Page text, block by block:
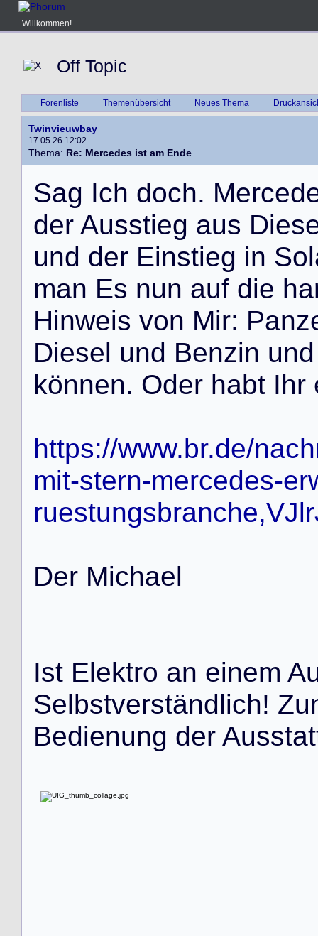
Willkommen!
Off Topic
Forenliste Themenübersicht Neues Thema
Twinvieuwbay
17.05.26 12:02
Thema: Re: Mercedes ist am Ende
Sag Ich doch. Merced
der Ausstieg aus Dies
und der Einstieg in Sol
man Es nun auf die ha
Hinweis von Mir: Panz
Diesel und Benzin und
können. Oder habt Ihr
https://www.br.de/
mit-stern-mercedes-
Der Michael
Ist Elektro an einem A
Selbstverständlich! Zu
Bedienung der Ausstat